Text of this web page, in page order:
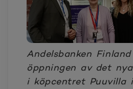
Andelsbanken
öppningen av det
i köpcentret Puuvilla